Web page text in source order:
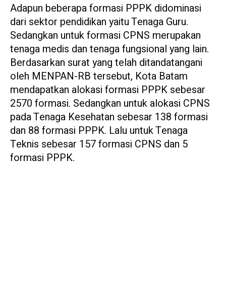
Adapun beberapa formasi PPPK didominasi
dari sektor pendidikan yaitu Tenaga Guru.
Sedangkan untuk formasi CPNS merupakan
tenaga medis dan tenaga fungsional yang lain.
Berdasarkan surat yang telah ditandatangani
oleh MENPAN-RB tersebut, Kota Batam
mendapatkan alokasi formasi PPPK sebesar
2570 formasi. Sedangkan untuk alokasi CPNS
pada Tenaga Kesehatan sebesar 138 formasi
dan 88 formasi PPPK. Lalu untuk Tenaga
Teknis sebesar 157 formasi CPNS dan 5
formasi PPPK.